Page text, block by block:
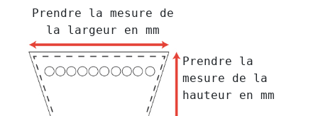
Prendre la mesure de
la largeur en mm
Prendre la
mesure de la
hauteur en mm